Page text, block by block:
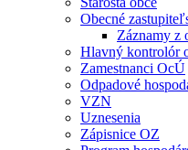
Obecné
Záznamy z
Hlavný kontrolór
Zamestnanci OcÚ
Odpadové
VZN
Uznesenia
Zápisnice OZ